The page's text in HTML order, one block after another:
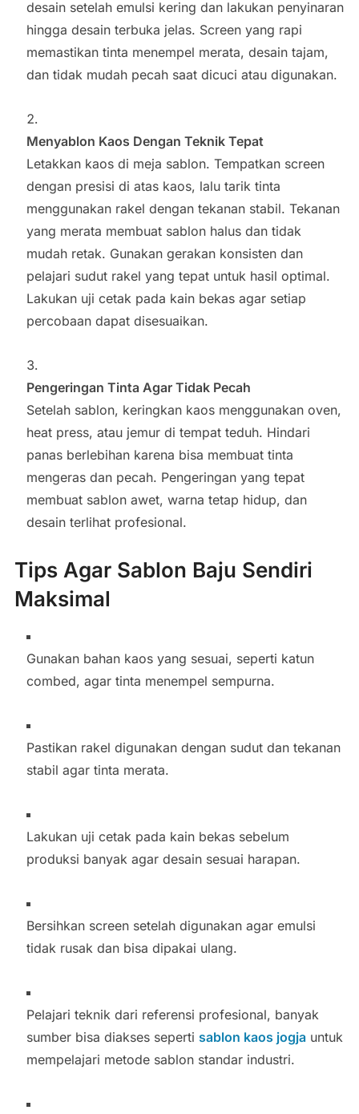
desain setelah emulsi kering dan lakukan penyinaran
hingga desain terbuka jelas. Screen yang rapi
memastikan tinta menempel merata, desain tajam,
dan tidak mudah pecah saat dicuci atau digunakan.
Menyablon Kaos Dengan Teknik Tepat
Letakkan kaos di meja sablon. Tempatkan screen
dengan presisi di atas kaos, lalu tarik tinta
menggunakan rakel dengan tekanan stabil. Tekanan
yang merata membuat sablon halus dan tidak
mudah retak. Gunakan gerakan konsisten dan
pelajari sudut rakel yang tepat untuk hasil optimal.
Lakukan uji cetak pada kain bekas agar setiap
percobaan dapat disesuaikan.
Pengeringan Tinta Agar Tidak Pecah
Setelah sablon, keringkan kaos menggunakan oven,
heat press, atau jemur di tempat teduh. Hindari
panas berlebihan karena bisa membuat tinta
mengeras dan pecah. Pengeringan yang tepat
membuat sablon awet, warna tetap hidup, dan
desain terlihat profesional.
Tips Agar Sablon Baju Sendiri
Maksimal
Gunakan bahan kaos yang sesuai, seperti katun
combed, agar tinta menempel sempurna.
Pastikan rakel digunakan dengan sudut dan tekanan
stabil agar tinta merata.
Lakukan uji cetak pada kain bekas sebelum
produksi banyak agar desain sesuai harapan.
Bersihkan screen setelah digunakan agar emulsi
tidak rusak dan bisa dipakai ulang.
Pelajari teknik dari referensi profesional, banyak
sumber bisa diakses seperti sablon kaos jogjauntuk
mempelajari metode sablon standar industri.